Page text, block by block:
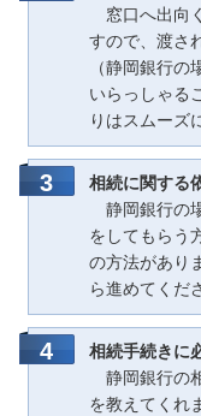
窓口へ出向
すので、渡さ
（静岡銀行
いらっしゃる
りはスムーズ
相続に関する
静岡銀行の
をしてもらう
の方法があり
ら進めてくだ
相続手続きに
静岡銀行の
を教えてくれ